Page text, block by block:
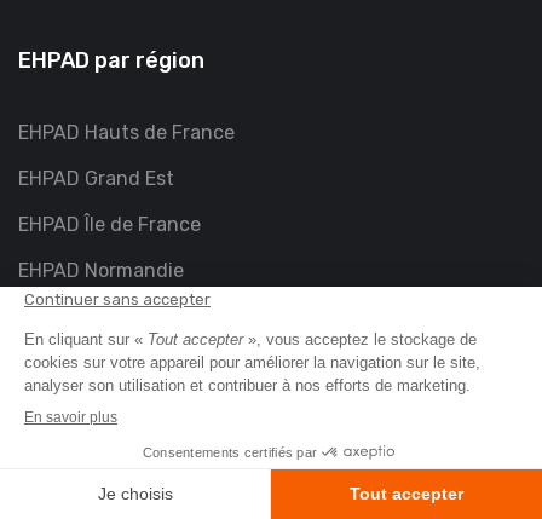
EHPAD par région
EHPAD Hauts de France
EHPAD Grand Est
EHPAD Île de France
EHPAD Normandie
EHPAD Centre val de loire
EHPAD Bourgogne-Franche-Comté
EHPAD Pays de la Loire
EHPAD Bretagne
EHPAD Auvergne-Rhône-Alpes